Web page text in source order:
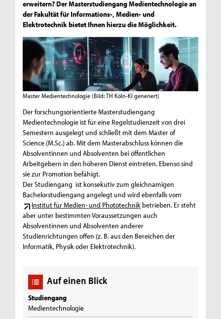
erweitern? Der Masterstudiengang Medientechnologie an
der Fakultät für Informations-, Medien- und
Elektrotechnik bietet Ihnen hierzu die Möglichkeit.
Master Medientechnologie (Bild: TH Köln-KI generiert)
Der forschungsorientierte Masterstudiengang
Medientechnologie ist für eine Regelstudienzeit von drei
Semestern ausgelegt und schließt mit dem Master of
Science (M.Sc.) ab. Mit dem Masterabschluss können die
Absolventinnen und Absolventen bei öffentlichen
Arbeitgebern in den höheren Dienst eintreten. Ebenso sind
sie zur Promotion befähigt.
Der Studiengang ist konsekutiv zum gleichnamigen
Bachelorstudiengang angelegt und wird ebenfalls vom
Institut für Medien- und Phototechnik betrieben. Er steht
aber unter bestimmten Voraussetzungen auch
Absolventinnen und Absolventen anderer
Studienrichtungen offen (z. B. aus den Bereichen der
Informatik, Physik oder Elektrotechnik).
Auf einen Blick
Studiengang
Medientechnologie